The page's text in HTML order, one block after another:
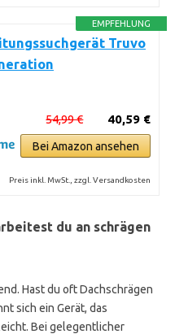
EMPFEHLUNG
Truvo
40,59 €
54,99 €
Bei Amazon ansehen
Preis inkl. MwSt., zzgl. Versandkosten
du an schrägen
Hast du oft Dachschrägen
sich ein Gerät, das
Bei gelegentlicher